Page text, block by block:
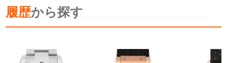
履歴から探す